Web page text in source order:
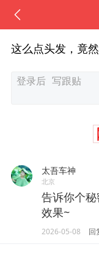
这么点头发，竟
太吾车神
北京
告诉你个
效果~
2026-05-08 回